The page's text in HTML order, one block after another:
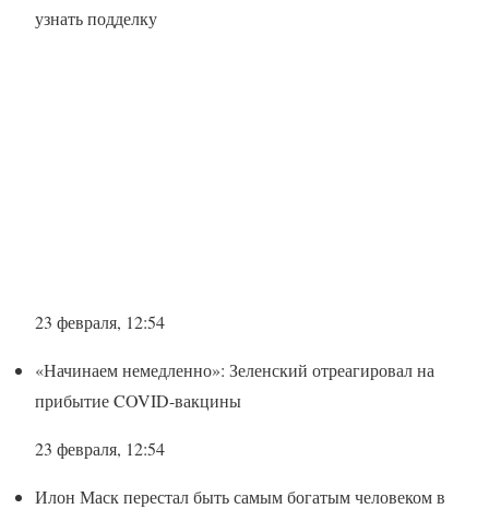
узнать подделку
23 февраля, 12:54
«Начинаем немедленно»: Зеленский отреагировал на
прибытие COVID-вакцины
23 февраля, 12:54
Илон Маск перестал быть самым богатым человеком в